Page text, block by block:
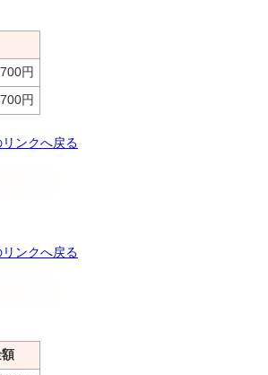
円
円
ンクへ戻る
ンクへ戻る